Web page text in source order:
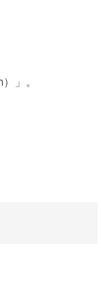
」。